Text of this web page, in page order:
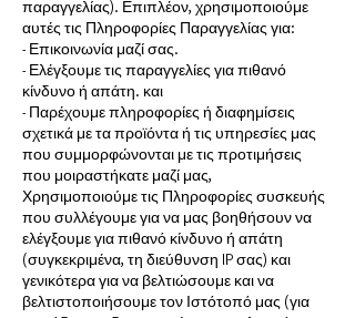
παραγγελίας). Επιπλέον, χρησιμοποιούμε
αυτές τις Πληροφορίες Παραγγελίας για:
- Επικοινωνία μαζί σας.
- Ελέγξουμε τις παραγγελίες για πιθανό
κίνδυνο ή απάτη. και
- Παρέχουμε πληροφορίες ή διαφημίσεις
σχετικά με τα προϊόντα ή τις υπηρεσίες μας
που συμμορφώνονται με τις προτιμήσεις
που μοιραστήκατε μαζί μας,
Χρησιμοποιούμε τις Πληροφορίες συσκευής
που συλλέγουμε για να μας βοηθήσουν να
ελέγξουμε για πιθανό κίνδυνο ή απάτη
(συγκεκριμένα, τη διεύθυνση IP σας) και
γενικότερα για να βελτιώσουμε και να
βελτιστοποιήσουμε τον Ιστότοπό μας (για